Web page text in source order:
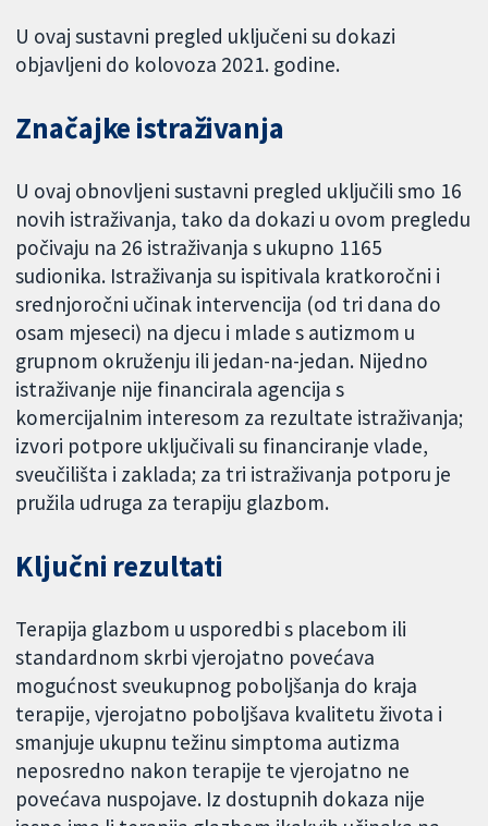
U ovaj sustavni pregled uključeni su dokazi
objavljeni do kolovoza 2021. godine.
Značajke istraživanja
U ovaj obnovljeni sustavni pregled uključili smo 16
novih istraživanja, tako da dokazi u ovom pregledu
počivaju na 26 istraživanja s ukupno 1165
sudionika. Istraživanja su ispitivala kratkoročni i
srednjoročni učinak intervencija (od tri dana do
osam mjeseci) na djecu i mlade s autizmom u
grupnom okruženju ili jedan-na-jedan. Nijedno
istraživanje nije financirala agencija s
komercijalnim interesom za rezultate istraživanja;
izvori potpore uključivali su financiranje vlade,
sveučilišta i zaklada; za tri istraživanja potporu je
pružila udruga za terapiju glazbom.
Ključni rezultati
Terapija glazbom u usporedbi s placebom ili
standardnom skrbi vjerojatno povećava
mogućnost sveukupnog poboljšanja do kraja
terapije, vjerojatno poboljšava kvalitetu života i
smanjuje ukupnu težinu simptoma autizma
neposredno nakon terapije te vjerojatno ne
povećava nuspojave. Iz dostupnih dokaza nije